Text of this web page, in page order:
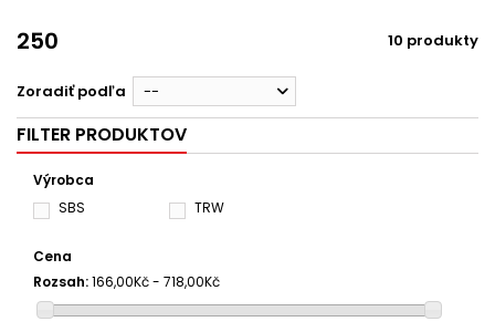
250 10 produkty
Zoradiť podľa --
FILTER PRODUKTOV
Výrobca
SBS
TRW
Cena
Rozsah:166,00Kč - 718,00Kč